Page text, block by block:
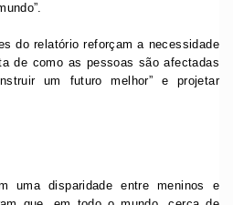
do relatório reforçam a necessidade
de como as pessoas são afectadas
um futuro melhor” e projetar
uma disparidade entre meninos e